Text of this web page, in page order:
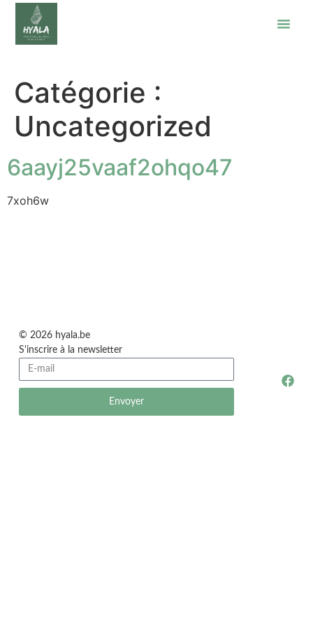
Catégorie :
Uncategorized
6aayj25vaaf2ohqo47
7xoh6w
© 2026 hyala.be
S'inscrire à la newsletter
Envoyer